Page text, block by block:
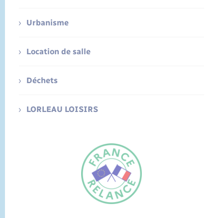
Urbanisme
Location de salle
Déchets
LORLEAU LOISIRS